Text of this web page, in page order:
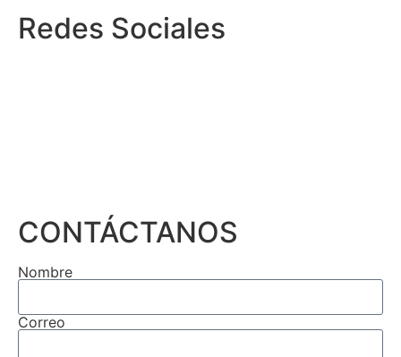
Redes Sociales
CONTÁCTANOS
Nombre
Correo